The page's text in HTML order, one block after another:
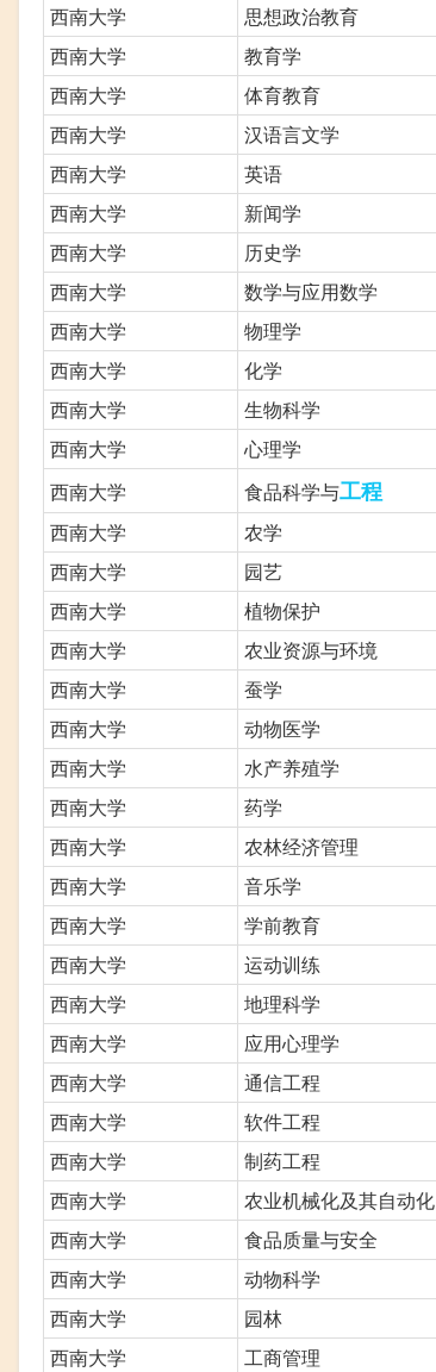
西南大学
思想政治教育
西南大学
教育学
西南大学
体育教育
西南大学
汉语言文学
西南大学
英语
西南大学
新闻学
西南大学
历史学
西南大学
数学与应用数学
西南大学
物理学
西南大学
化学
西南大学
生物科学
西南大学
心理学
西南大学
食品科学与工程
西南大学
农学
西南大学
园艺
西南大学
植物保护
西南大学
农业资源与环境
西南大学
蚕学
西南大学
动物医学
西南大学
水产养殖学
西南大学
药学
西南大学
农林经济管理
西南大学
音乐学
西南大学
学前教育
西南大学
运动训练
西南大学
地理科学
西南大学
应用心理学
西南大学
通信工程
西南大学
软件工程
西南大学
制药工程
西南大学
农业机械化及其自动化
西南大学
食品质量与安全
西南大学
动物科学
西南大学
园林
西南大学
工商管理